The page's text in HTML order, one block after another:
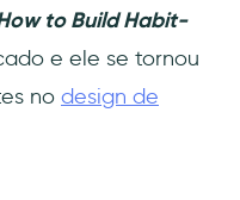
to Build Habit-
e ele se tornou
no design de